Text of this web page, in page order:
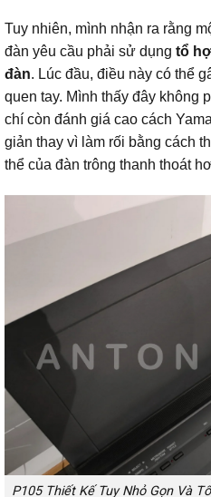
Tuy nhiên, mình nhận ra rằng
đàn yêu cầu phải sử dụng tổ
đàn. Lúc đầu, điều này có thể
quen tay. Mình thấy đây không
chí còn đánh giá cao cách
giản thay vì làm rối bằng cách
thể của đàn trông thanh thoát
P105 Thiết Kế Tuy Nhỏ Gọn Và